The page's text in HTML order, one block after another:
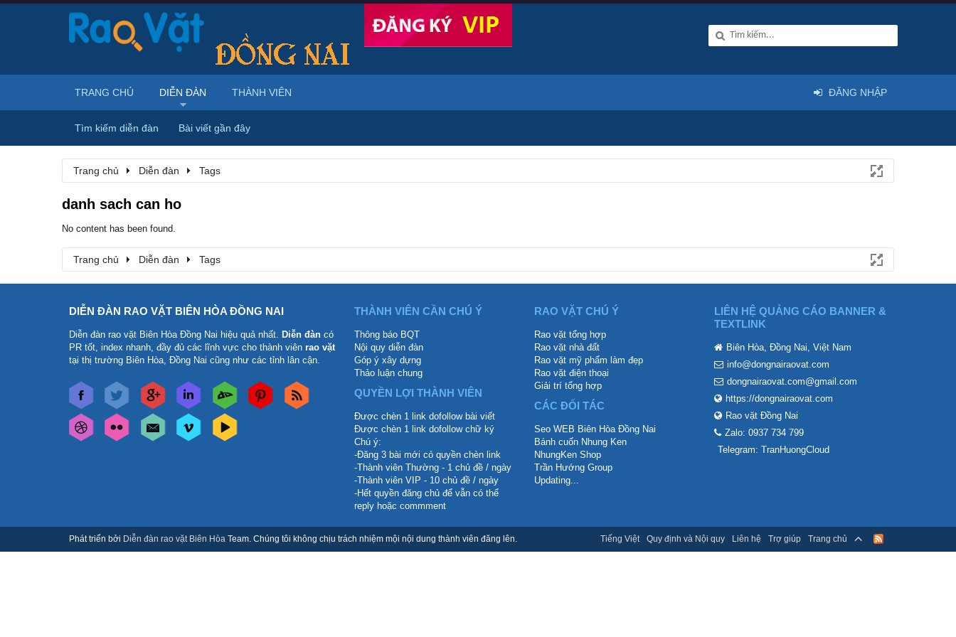
Trang chủ Diễn đàn Tags
danh sach can ho
No content has been found.
Trang chủ Diễn đàn Tags
TRANG CHỦ DIỄN ĐÀN
Tìm kiếm diễn đàn Bài viết gần đây
THÀNH VIÊN ĐĂNG NHẬP
DIỄN ĐÀN RAO VẶT BIÊN HÒA ĐỒNG NAI
Diễn đàn rao vặt Biên Hòa Đồng Nai hiệu quả nhất. Diễn đàn có
PR tốt, index nhanh, đầy đủ các lĩnh vực cho thành viên rao vặt
tại thị trường Biên Hòa, Đồng Nai cũng như các tỉnh lân cận.
THÀNH VIÊN CẦN CHÚ Ý
Thông báo BQT
Nội quy diễn đàn
Góp ý xây dựng
Thảo luận chung
QUYỀN LỢI THÀNH VIÊN
Được chèn 1 link dofollow bài viết
Được chèn 1 link dofollow chữ ký
Chú ý:
-Đăng 3 bài mới có quyền chèn link
-Thành viên Thường - 1 chủ đề / ngày
-Thành viên VIP - 10 chủ đề / ngày
-Hết quyền đăng chủ để vẫn có thể
reply hoặc commment
RAO VẶT CHÚ Ý
Rao vặt tổng hợp
Rao vặt nhà đất
Rao vặt mỹ phẩm làm đẹp
Rao vặt điện thoại
Giải trí tổng hợp
CÁC ĐỐI TÁC
Seo WEB Biên Hòa Đồng Nai
Bánh cuốn Nhung Ken
NhungKen Shop
Trần Hướng Group
Updating...
LIÊN HỆ QUẢNG CÁO BANNER &
TEXTLINK
Biên Hòa, Đồng Nai, Việt Nam
info@dongnairaovat.com
dongnairaovat.com@gmail.com
https://dongnairaovat.com
Rao vặt Đồng Nai
Zalo: 0937 734 799
Telegram: TranHuongCloud
Phát triển bởi Diễn đàn rao vặt Biên Hòa Team. Chúng tôi không chịu trách nhiệm mội nội dung thành viên đăng lên. Tiếng Việt Quy định và Nội quy Liên hệ Trợ giúp Trang chủ